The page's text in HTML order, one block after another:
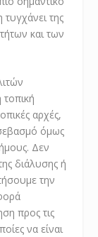
τυγχάνει της
και των
αρχές,
όμως
Δεν
διάλυσης ή
την
προς τις
να είναι